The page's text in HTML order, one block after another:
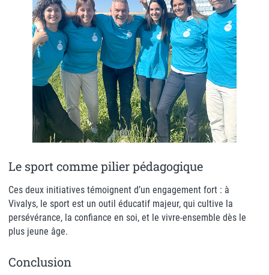
Le sport comme pilier pédagogique
Ces deux initiatives témoignent d’un engagement fort : à
Vivalys, le sport est un outil éducatif majeur, qui cultive la
persévérance, la confiance en soi, et le vivre-ensemble dès le
plus jeune âge.
Conclusion